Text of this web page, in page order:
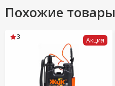
Похожие товары
Акция
3